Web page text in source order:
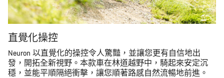
直覺化操控
Neuron 以直覺化的操控令人驚豔，並讓您更有自信地出
發，開拓全新視野。本款車在林道越野中，騎起來安定沉
穩，並能平順隔絕衝擊，讓您順著路感自然流暢地前進。